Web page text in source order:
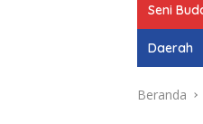
Seni
Daerah
Beranda